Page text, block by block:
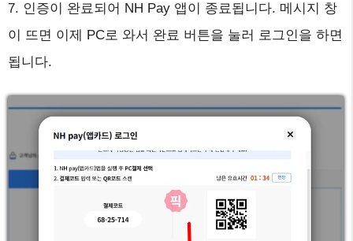
7. 인증이 완료되어 NH Pay 앱이 종료됩니다. 메시지 창
이 뜨면 이제 PC로 와서 완료 버튼을 눌러 로그인을 하면
됩니다.